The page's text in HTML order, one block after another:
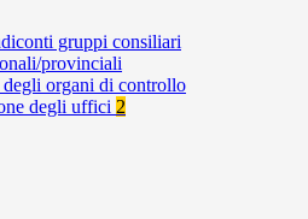
gruppi consiliari
provinciali
organi di controllo
degli uffici 2